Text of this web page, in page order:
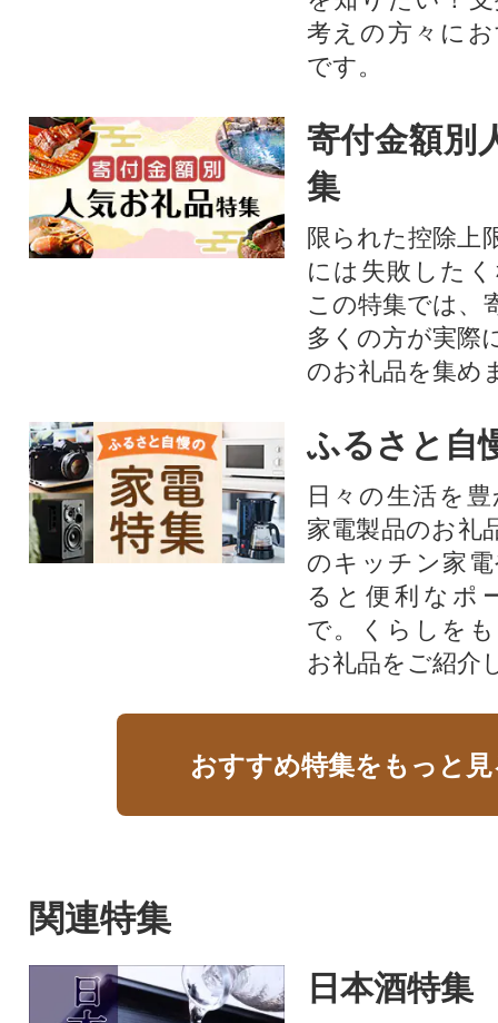
考えの方々に
です。
寄付金額別
集
限られた控除上
には失敗した
この特集では、
多くの方が実際
のお礼品を集め
ふるさと自
日々の生活を
家電製品のお礼
のキッチン家
ると便利なポ
で。くらしを
お礼品をご紹介
おすすめ特集をもっと
関連特集
日本酒特集